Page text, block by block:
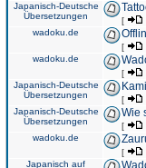
Japanisch-Deutsche
Übersetzungen
[
wadoku.de
[
wadoku.de
[
Japanisch-Deutsche
Übersetzungen
[
Japanisch-Deutsche
Übersetzungen
Wie
[
wadoku.de
[
Japanisch auf